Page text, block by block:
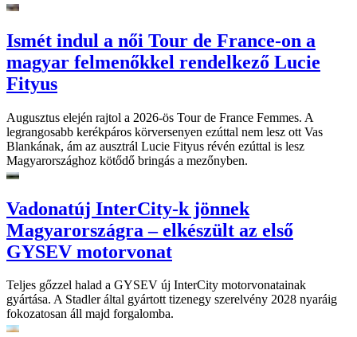
Ismét indul a női Tour de France-on a
magyar felmenőkkel rendelkező Lucie
Fityus
Augusztus elején rajtol a 2026-ös Tour de France Femmes. A
legrangosabb kerékpáros körversenyen ezúttal nem lesz ott Vas
Blankának, ám az ausztrál Lucie Fityus révén ezúttal is lesz
Magyarországhoz kötődő bringás a mezőnyben.
Vadonatúj InterCity-k jönnek
Magyarországra – elkészült az első
GYSEV motorvonat
Teljes gőzzel halad a GYSEV új InterCity motorvonatainak
gyártása. A Stadler által gyártott tizenegy szerelvény 2028 nyaráig
fokozatosan áll majd forgalomba.